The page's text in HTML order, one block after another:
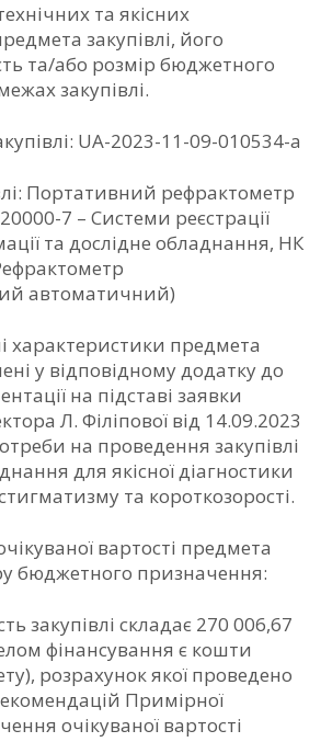
та якісних
закупівлі, його
та/або розмір бюджетного
закупівлі.
UA-2023-11-09-010534-a
Портативний рефрактометр
7 – Системи реєстрації
та дослідне обладнання, НК
автоматичний)
характеристики предмета
у відповідному додатку до
на підставі заявки
Л. Філіпової від 14.09.2023
на проведення закупівлі
для якісної діагностики
та короткозорості.
вартості предмета
бюджетного призначення:
закупівлі складає 270 006,67
фінансування є кошти
розрахунок якої проведено
Примірної
очікуваної вартості